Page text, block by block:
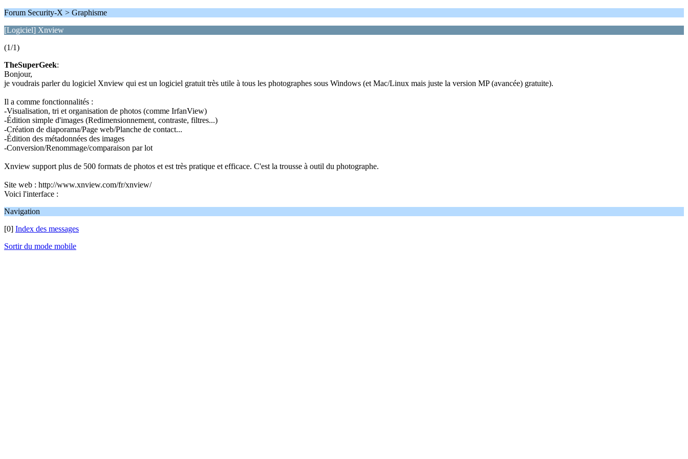
Forum Security-X > Graphisme
[Logiciel] Xnview
(1/1)
TheSuperGeek:
Bonjour,
je voudrais parler du logiciel Xnview qui est un logiciel gratuit très utile à tous les photographes sous Windows (et Mac/Linux mais juste la version MP (avancée) gratuite).
Il a comme fonctionnalités :
-Visualisation, tri et organisation de photos (comme IrfanView)
-Édition simple d'images (Redimensionnement, contraste, filtres...)
-Création de diaporama/Page web/Planche de contact...
-Édition des métadonnées des images
-Conversion/Renommage/comparaison par lot
Xnview support plus de 500 formats de photos et est très pratique et efficace. C'est la trousse à outil du photographe.
Site web : http://www.xnview.com/fr/xnview/
Voici l'interface :
Navigation
[0] Index des messages
Sortir du mode mobile